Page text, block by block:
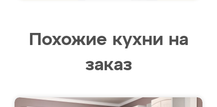
Похожие кухни на
заказ